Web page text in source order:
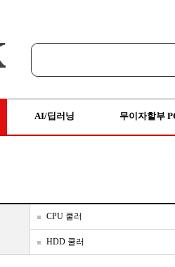
AI/딥러닝 무이자할부
CPU 쿨러
HDD 쿨러